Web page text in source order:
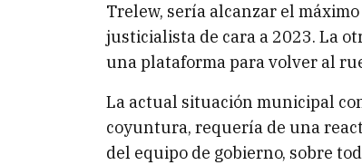
Trelew, sería alcanzar el
justicialista de cara a 2023. La
una plataforma para volver al
La actual situación municipal
coyuntura, requería de una
del equipo de gobierno, sobre